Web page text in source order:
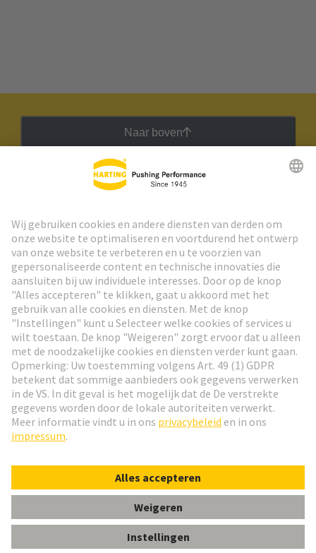
Naar boven
Ga naar registratie
Social Media
Nederlands
© HARTING Technology Group
AfdrukPrivacybeleid Cookie-instellingen
Gebruiksvoorwaarden